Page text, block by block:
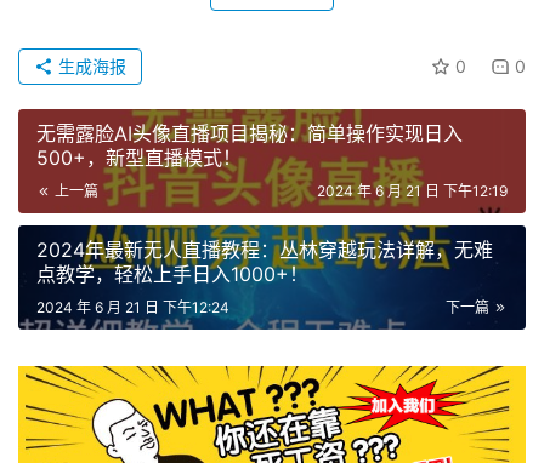
0 0
生成海报
无需露脸AI头像直播项目揭秘：简单操作实现日入
500+，新型直播模式！
上一篇 2024 年 6 月 21 日 下午12:19
2024年最新无人直播教程：丛林穿越玩法详解，无难
点教学，轻松上手日入1000+！
下一篇
2024 年 6 月 21 日 下午12:24